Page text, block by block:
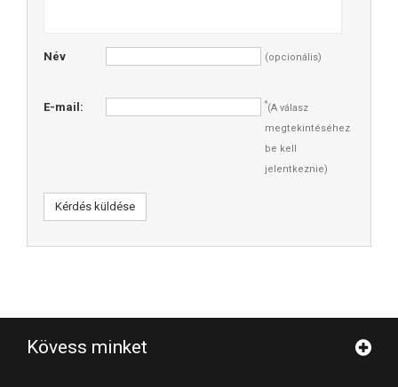
Név (opcionális)
E-mail: *(A válasz
megtekintéséhez
be kell
jelentkeznie)
Kérdés küldése
Kövess minket